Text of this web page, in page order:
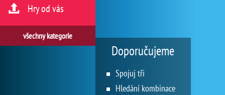
Hry od vás
všechny kategorie
Doporučujeme
Spojuj tři
Hledání kombinace